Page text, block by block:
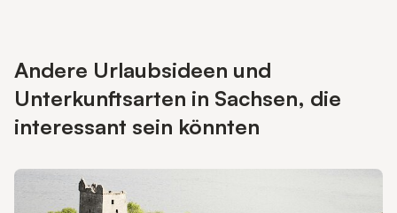
Andere Urlaubsideen und
Unterkunftsarten in Sachsen, die
interessant sein könnten